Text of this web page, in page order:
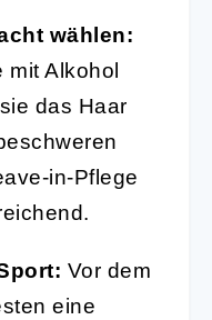
wählen:
mit Alkohol
das Haar
in-Pflege
Vor dem
eine